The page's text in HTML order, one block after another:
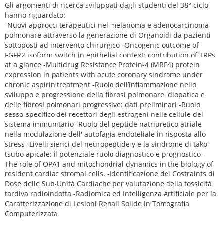
Gli argomenti di ricerca sviluppati dagli studenti del 38° ciclo
hanno riguardato:
-Nuovi approcci terapeutici nel melanoma e adenocarcinoma
polmonare attraverso la generazione di Organoidi da pazienti
sottoposti ad intervento chirurgico -Oncogenic outcome of
FGFR2 isoform switch in epithelial context: contribution of TRPs
at a glance -Multidrug Resistance Protein-4 (MRP4) protein
expression in patients with acute coronary sindrome under
chronic aspirin treatment -Ruolo dell’infiammazione nello
sviluppo e progressione della fibrosi polmonare idiopatica e
delle fibrosi polmonari progressive: dati preliminari -Ruolo
sesso-specifico dei recettori degli estrogeni nelle cellule del
sistema immunitario -Ruolo del peptide natriuretico atriale
nella modulazione dell' autofagia endoteliale in risposta allo
stress -Livelli sierici del neuropeptide y e la sindrome di tako-
tsubo apicale: il potenziale ruolo diagnostico e prognostico -
The role of OPA1 and mitochondrial dynamics in the biology of
resident cardiac stromal cells. -Identificazione dei Costraints di
Dose delle Sub-Unità Cardiache per valutazione della tossicità
tardiva radioindotta -Radiomica ed Intelligenza Artificiale per la
Caratterizzazione di Lesioni Renali Solide in Tomografia
Computerizzata